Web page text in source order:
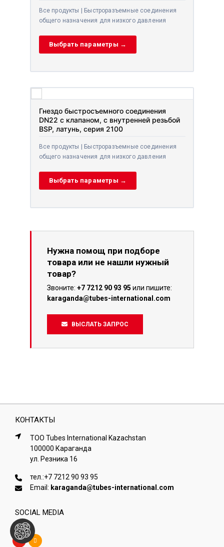
Все продукты | Быстроразъемные соединения
общего назначения для низкого давления
Выбрать параметры →
Гнездо быстросъемного соединения
DN22 с клапаном, с внутренней резьбой
BSP, латунь, серия 2100
Все продукты | Быстроразъемные соединения
общего назначения для низкого давления
Выбрать параметры →
Нужна помощ при подборе
товара или не нашли нужный
товар?
Звоните: +7 7212 90 93 95 или пишите:
karaganda@tubes-international.com
ВЫСЛАТЬ ЗАПРОС
КОНТАКТЫ
ТОО Tubes International Kazachstan
100000 Караганда
ул. Резника 16
тел.:+7 7212 90 93 95
Email: karaganda@tubes-international.com
SOCIAL MEDIA